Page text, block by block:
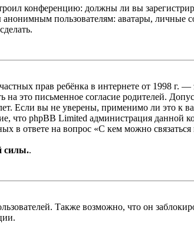
конференцию: должны ли вы
пользователям: аватары, личные
прав ребёнка в интернете от 1998
это письменное согласие родителей.
Если вы не уверены, применимо ли это к
что phpBB Limited администрация данной
в ответе на вопрос «С кем можно
силы..
Также возможно, что он